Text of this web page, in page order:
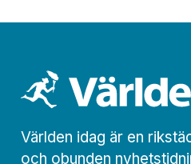
Världen idag är en
och obunden